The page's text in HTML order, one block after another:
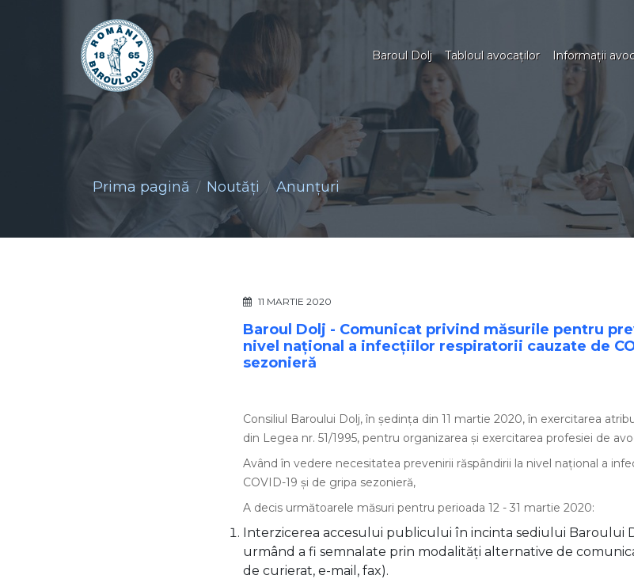
Baroul Dolj Tabloul avocaţilor Informaţii
Prima pagină Noutăţi Anunţuri
11 MARTIE 2020
Baroul Dolj - Comunicat privind măsurile pentru
nivel național a infecțiilor respiratorii cauzate de
sezonieră
Consiliul Baroului Dolj, în ședința din 11 martie 2020, în exercitarea
din Legea nr. 51/1995, pentru organizarea și exercitarea profesiei de
Având în vedere necesitatea prevenirii răspândirii la nivel național a
COVID-19 și de gripa sezonieră,
A decis următoarele măsuri pentru perioada 12 - 31 martie 2020:
Interzicerea accesului publicului în incinta sediului Baroului
urmând a fi semnalate prin modalități alternative de
de curierat, e-mail, fax).